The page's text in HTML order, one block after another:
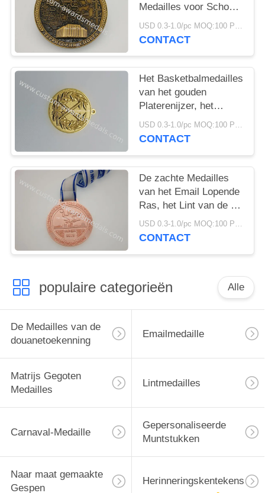
Medailles voor School
die Antiek Plateren
zwemmen
USD 0.3-1.0/pc MOQ:100 PCs per ontwerp
CONTACT
Het Basketbalmedailles
van het gouden
Platerenijzer, het
Militaire
Gepersonaliseerde
Luchtmachtmedailles
USD 0.3-1.0/pc MOQ:100 PCs per ontwerp
CONTACT
De zachte Medailles
van het Email Lopende
Ras, het Lint van de de
Medailleshals van het
Douane5k Ras
USD 0.3-1.0/pc MOQ:100 PCs per ontwerp
CONTACT
populaire categorieën Alle
De Medailles van de
douanetoekenning
Emailmedaille
Matrijs Gegoten
Medailles
Lintmedailles
Carnaval-Medaille
Gepersonaliseerde
Muntstukken
Naar maat gemaakte
Gespen
Herinneringskentekens